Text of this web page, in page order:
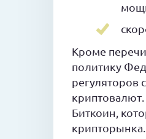
Кроме
политику
регуляторов
Биткоин,
крипторынка.